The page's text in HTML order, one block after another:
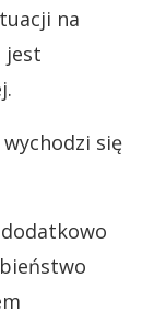
na
jest
się